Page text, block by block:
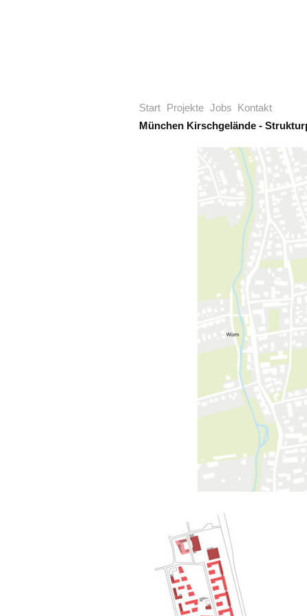
Start Projekte Jobs
Kontakt
München Kirschgelände -